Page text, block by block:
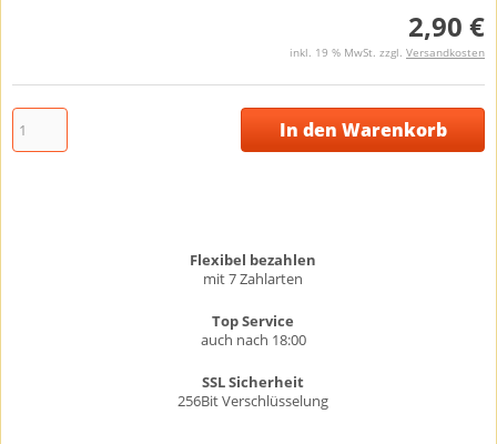
2,90 €
inkl. 19 % MwSt. zzgl. Versandkosten
In den Warenkorb
Flexibel bezahlen
mit 7 Zahlarten
Top Service
auch nach 18:00
SSL Sicherheit
256Bit Verschlüsselung